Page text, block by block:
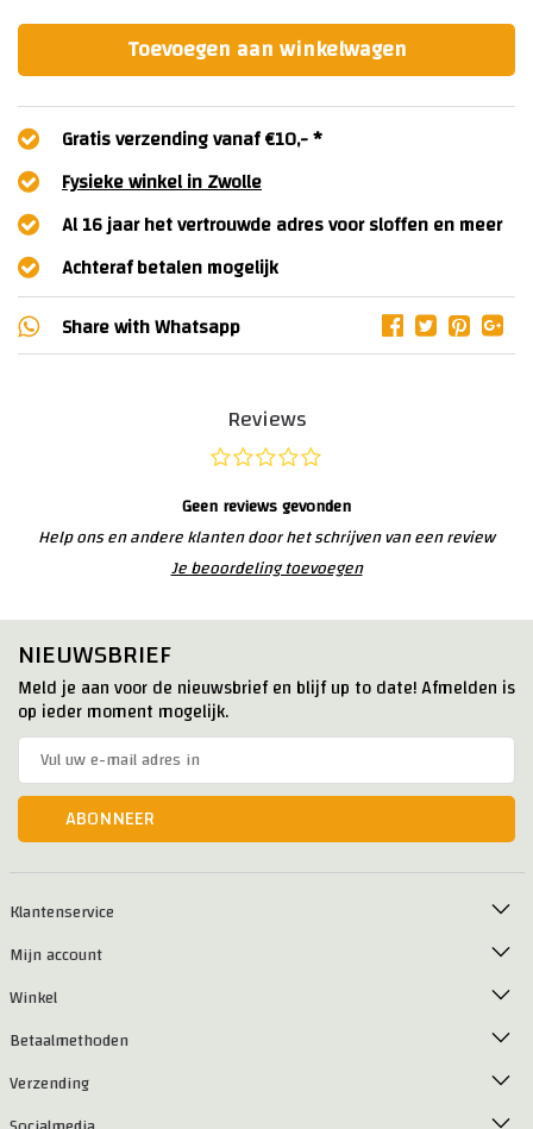
Toevoegen aan winkelwagen
Gratis verzending vanaf €10,- *
Fysieke winkel in Zwolle
Al 16 jaar het vertrouwde adres voor sloffen en meer
Achteraf betalen mogelijk
Share withWhatsapp
Reviews
Geen reviews gevonden
Help ons en andere klanten door het schrijven van een review
Je beoordeling toevoegen
NIEUWSBRIEF
Meld je aan voor de nieuwsbrief en blijf up to date! Afmelden is
op ieder moment mogelijk.
ABONNEER
Klantenservice
Mijn account
Winkel
Betaalmethoden
Verzending